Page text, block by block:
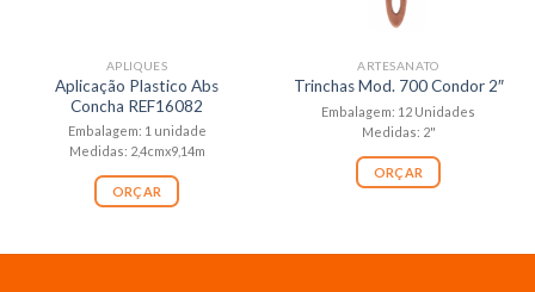
APLIQUES
Aplicação Plastico Abs
Concha REF16082
Embalagem: 1 unidade
Medidas: 2,4cmx9,14m
ORÇAR
ARTESANATO
Trinchas Mod. 700 Condor 2″
Embalagem: 12 Unidades
Medidas: 2"
ORÇAR